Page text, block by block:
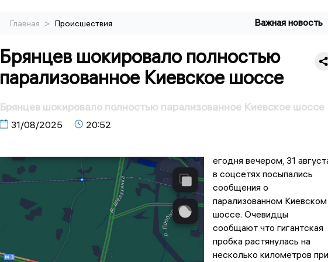
Главная > Происшествия Важная новость
Брянцев шокировало полностью
парализованное Киевское шоссе
Брянцев шокировало полностью парализованное Киевское шоссе
31/08/2025 20:52
егодня вечером, 31
в соцсетях посыпались
сообщения о
парализованном Киевском
шоссе. Очевидцы
сообщают что гигантская
пробка растянулась на
несколько километров при